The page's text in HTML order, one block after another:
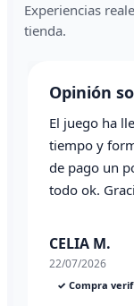
Experiencias
tienda.
Opinión
El juego ha
tiempo y
de pago un
todo ok.
CELIA M.
22/07/2026
✓ Compra